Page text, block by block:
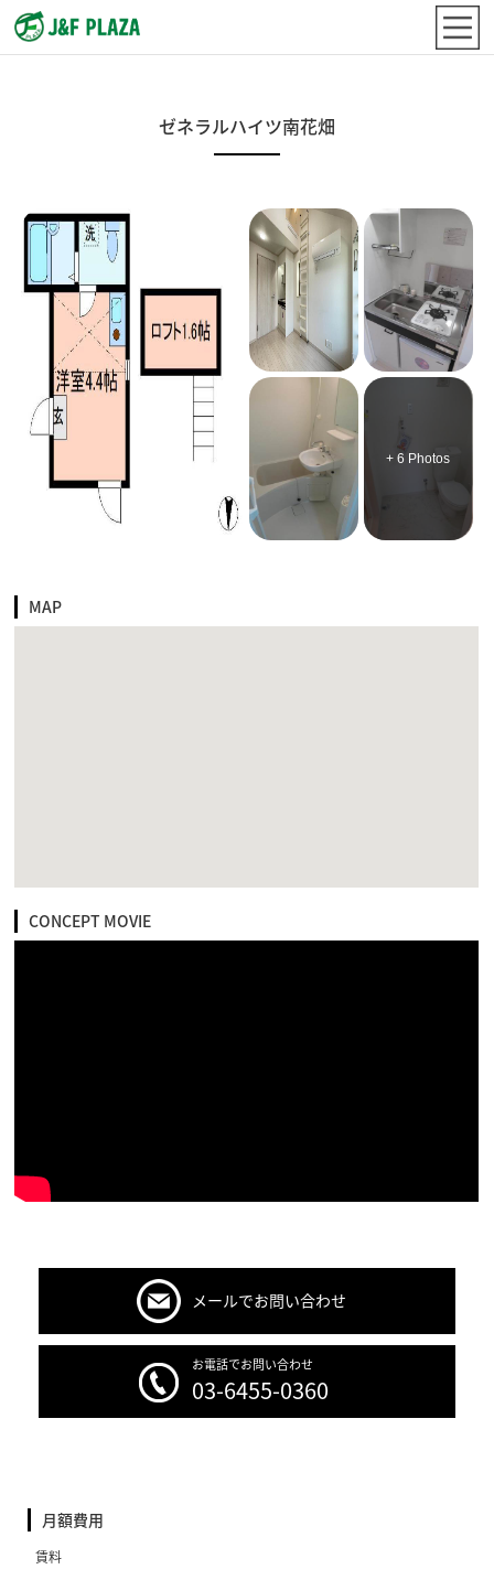
ゼネラルハイツ南花畑
+ 6 Photos
MAP
CONCEPT MOVIE
メールでお問い合わせ
お電話でお問い合わせ
03-6455-0360
月額費用
賃料